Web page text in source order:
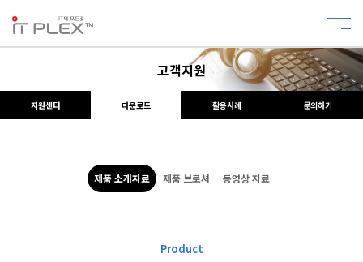
고객지원
지원센터 다운로드 활용사례 문의하기
제품 소개자료 제품 브로셔 동영상 자료
Product